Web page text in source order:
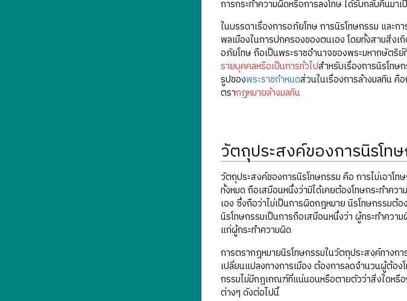
การกระทำความผิดหรือการลงโทษ ได้รับกลับคืนมา
ในบรรดาเรื่องการอภัยโทษ การนิรโทษกรรม และ
พลเมืองในการปกครองของตนเอง โดยทั้งสามสิ่งเ
อภัยโทษ ถือเป็นพระราชอำนาจของพระมหากษัตริ
รายบุคคลหรือเป็นการทั่วไปสำหรับเรื่องการนิรโท
รูปของพระราชกำหนดส่วนในเรื่องการล้างมลทิน
ตรากฎหมายล้างมลทิน
วัตถุประสงค์ของการนิรโท
วัตถุประสงค์ของการนิรโทษกรรม คือ การไม่เอาโ
ทั้งหมด ถือเสมือนหนึ่งว่ามิได้เคยต้องโทษกระทำคว
เอง ซึ่งถือว่าไม่เป็นการผิดกฎหมาย นิรโทษกรรม
นิรโทษกรรมเป็นการถือเสมือนหนึ่งว่า ผู้กระทำคว
แก่ผู้กระทำความผิด
การตรากฎหมายนิรโทษกรรมในวัตถุประสงฺค์ทางก
เปลี่ยนแปลงทางการเมือง ต้องการลดจำนวนผู้ต้อง
กรรมไม่มีกฎเกณฑ์ที่แน่นอนหรือตายตัวว่าสิ่งใดหรื
ต่างๆ ดังต่อไปนี้